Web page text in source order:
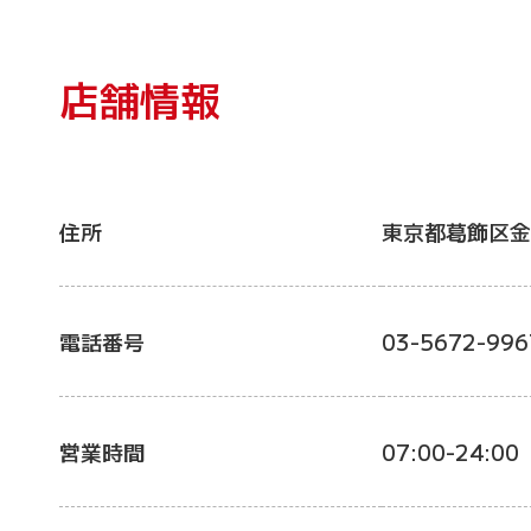
店舗情報
住所 東京都葛飾区
電話番号 03-5672-
営業時間 07:00-24:00